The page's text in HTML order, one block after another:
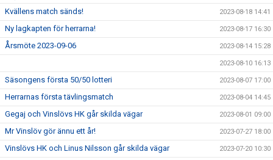
Kvällens match sänds! 2023-08-18 14:41
Ny lagkapten för herrarna! 2023-08-17 16:30
Årsmöte 2023-09-06 2023-08-14 15:28
2023-08-10 16:13
Säsongens första 50/50 lotteri 2023-08-07 17:00
Herrarnas första tävlingsmatch 2023-08-04 14:45
Gegaj och Vinslövs HK går skilda vägar 2023-08-01 09:00
Mr Vinslöv gör ännu ett år! 2023-07-27 18:00
Vinslövs HK och Linus Nilsson går skilda vägar 2023-07-20 10:30